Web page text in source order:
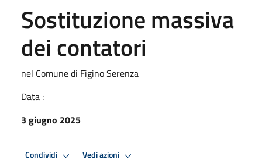
Sostituzione massiva
dei contatori
nel Comune di Figino Serenza
Data :
3 giugno 2025
Condividi Vedi azioni